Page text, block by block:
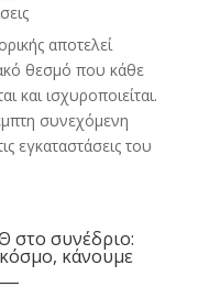
αποτελεί
θεσμό που κάθε
και ισχυροποιείται.
συνεχόμενη
εγκαταστάσεις του
στο συνέδριο:
κάνουμε